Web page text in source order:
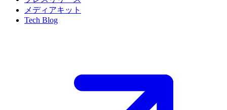
メディアキット
Tech Blog